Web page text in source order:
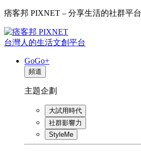
痞客邦 PIXNET – 分享生活的社群平台
台灣人的生活文創平台
GoGo+
頻道
主題企劃
大試用時代
社群影響力
StyleMe